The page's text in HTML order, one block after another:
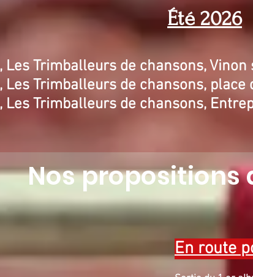
Été 2026
, Les Trimballeurs de chansons, Vinon
, Les Trimballeurs de chansons, place
, Les Trimballeurs de chansons,
Nos propositions
En route